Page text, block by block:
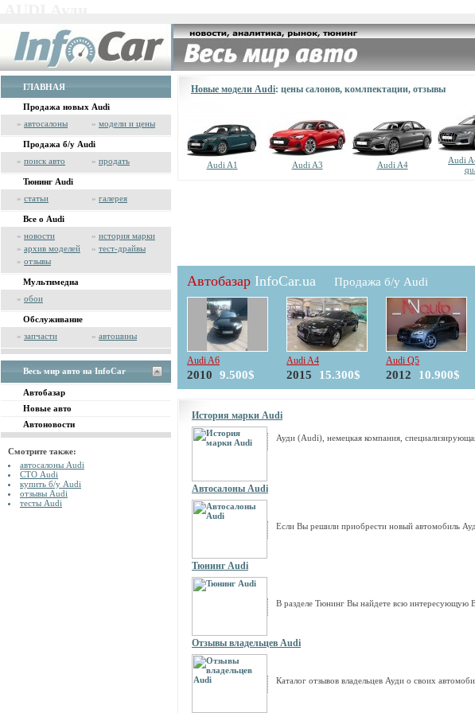
ГЛАВНАЯ
Продажа новых Audi
» автосалоны » модели и цены
Продажа б/у Audi
» поиск авто » продать
Тюнинг Audi
» статьи » галерея
Все о Audi
» новости » история марки
» архив моделей » тест-драйвы
» отзывы
Мультимедиа
» обои
Обслуживание
» запчасти » автошины
Весь мир авто на InfoCar
Автобазар
Новые авто
Автоновости
Смотрите также:
автосалоны Audi
СТО Audi
купить б/у Audi
отзывы Audi
тесты Audi
Новые модели Audi: цены салонов, комлпектации, отзывы
Audi A1 Audi A3 Audi A4
Audi
Автобазар InfoCar.ua Продажа б/у Audi
Audi A6
2010 9.500$
Audi A4
2015 15.300$
Audi Q5
2012 10.900$
История марки Audi
Ауди (Audi), немецкая компания,
Автосалоны Audi
Если Вы решили приобрести новый автомобиль
Тюнинг Audi
В разделе Тюнинг Вы найдете всю интересующую
Отзывы владельцев Audi
Каталог отзывов владельцев Ауди о своих